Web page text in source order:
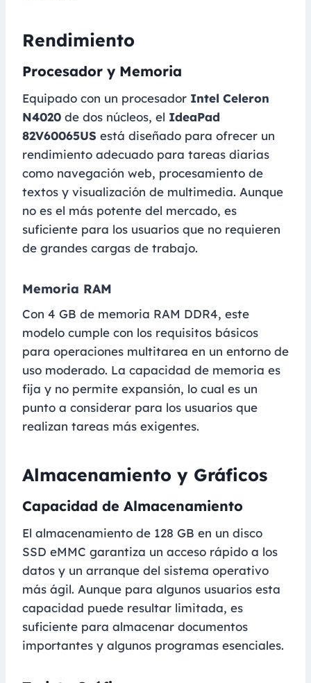
Rendimiento
Procesador y Memoria
Equipado con un procesador Intel Celeron
N4020 de dos núcleos, el IdeaPad
82V60065US está diseñado para ofrecer un
rendimiento adecuado para tareas diarias
como navegación web, procesamiento de
textos y visualización de multimedia. Aunque
no es el más potente del mercado, es
suficiente para los usuarios que no requieren
de grandes cargas de trabajo.
Memoria RAM
Con 4 GB de memoria RAM DDR4, este
modelo cumple con los requisitos básicos
para operaciones multitarea en un entorno de
uso moderado. La capacidad de memoria es
fija y no permite expansión, lo cual es un
punto a considerar para los usuarios que
realizan tareas más exigentes.
Almacenamiento y Gráficos
Capacidad de Almacenamiento
El almacenamiento de 128 GB en un disco
SSD eMMC garantiza un acceso rápido a los
datos y un arranque del sistema operativo
más ágil. Aunque para algunos usuarios esta
capacidad puede resultar limitada, es
suficiente para almacenar documentos
importantes y algunos programas esenciales.